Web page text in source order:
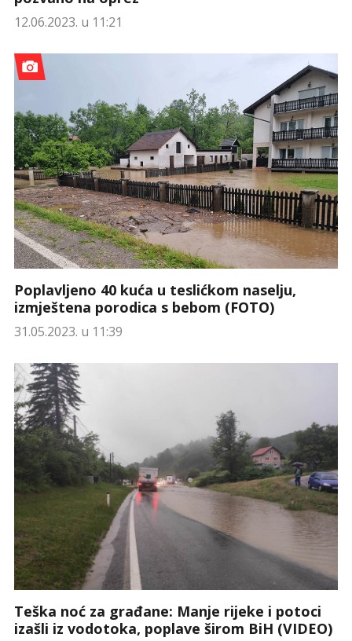
12.06.2023. u 11:21
Poplavljeno 40 kuća u teslićkom naselju,
izmještena porodica s bebom (FOTO)
31.05.2023. u 11:39
Teška noć za građane: Manje rijeke i potoci
izašli iz vodotoka, poplave širom BiH (VIDEO)